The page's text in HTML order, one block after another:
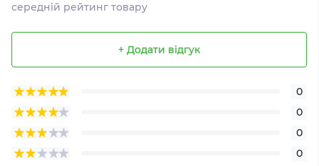
середній рейтинг товару
+ Додати відгук
0
0
0
0